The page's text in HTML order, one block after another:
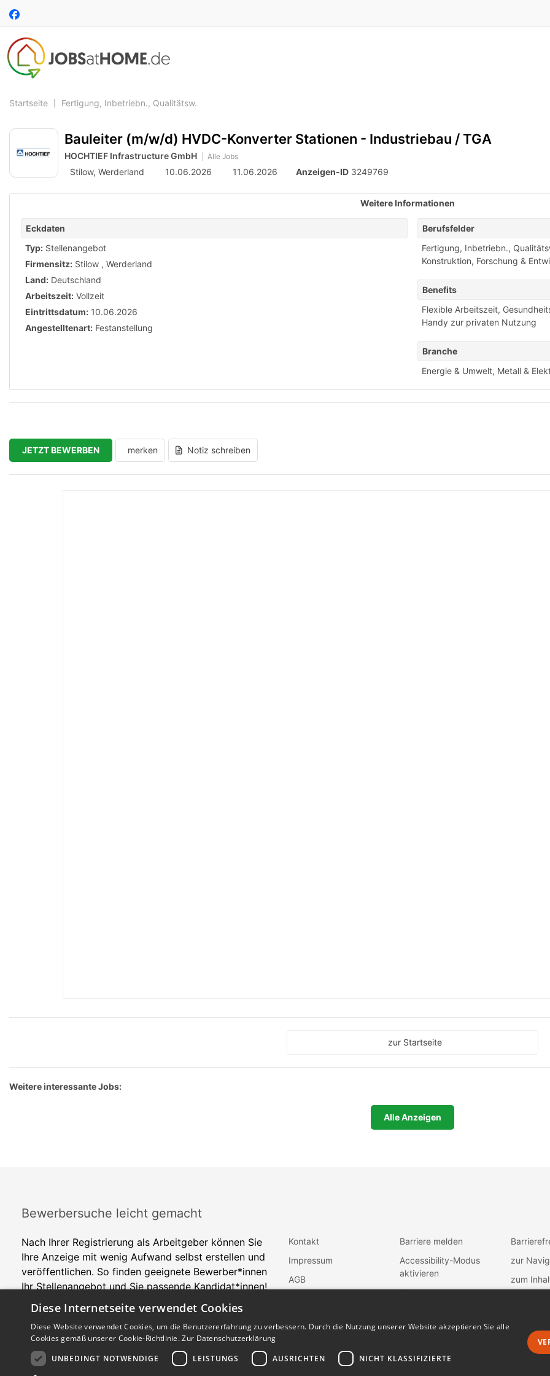
Accessibility
Modus
zur
Navigation
zum
Auf
folgen
Startseite Fertigung, Inbetriebn., Qualitätsw.
Bauleiter (m/w/d) HVDC-Konverter Stationen - Industriebau / TGA
HOCHTIEF Infrastructure GmbH Alle Jobs
Stilow, Werderland 10.06.2026 11.06.2026 Anzeigen-ID 3249769
Weitere Informationen
Eckdaten
Typ: Stellenangebot
Firmensitz: Stilow , Werderland
Land: Deutschland
Arbeitszeit: Vollzeit
Eintrittsdatum: 10.06.2026
Angestelltenart: Festanstellung
Berufsfelder
Fertigung, Inbetriebn.,
Konstruktion, Forschung &
Benefits
Flexible Arbeitszeit,
Handy zur privaten Nutzung
Branche
Energie & Umwelt, Metall &
JETZT BEWERBEN merken Notiz schreiben
zur Startseite
Weitere interessante Jobs:
Alle Anzeigen
Bewerbersuche leicht gemacht
Nach Ihrer Registrierung als Arbeitgeber können Sie
Ihre Anzeige mit wenig Aufwand selbst erstellen und
veröffentlichen. So finden geeignete Bewerber*innen
Ihr Stellenangebot und Sie passende Kandidat*innen!
Kontakt
Impressum
AGB
Barriere melden
Accessibility-Modus
aktivieren
Kontrastmodus
zur
zum
Diese Internetseite verwendet Cookies
Diese Website verwendet Cookies, um die Benutzererfahrung zu verbessern. Durch die Nutzung unserer Website akzeptieren Sie alle
Cookies gemäß unserer Cookie-Richtlinie.Zur Datenschutzerklärung
UNBEDINGT NOTWENDIGE
LEISTUNGS AUSRICHTEN NICHT KLASSIFIZIERTE